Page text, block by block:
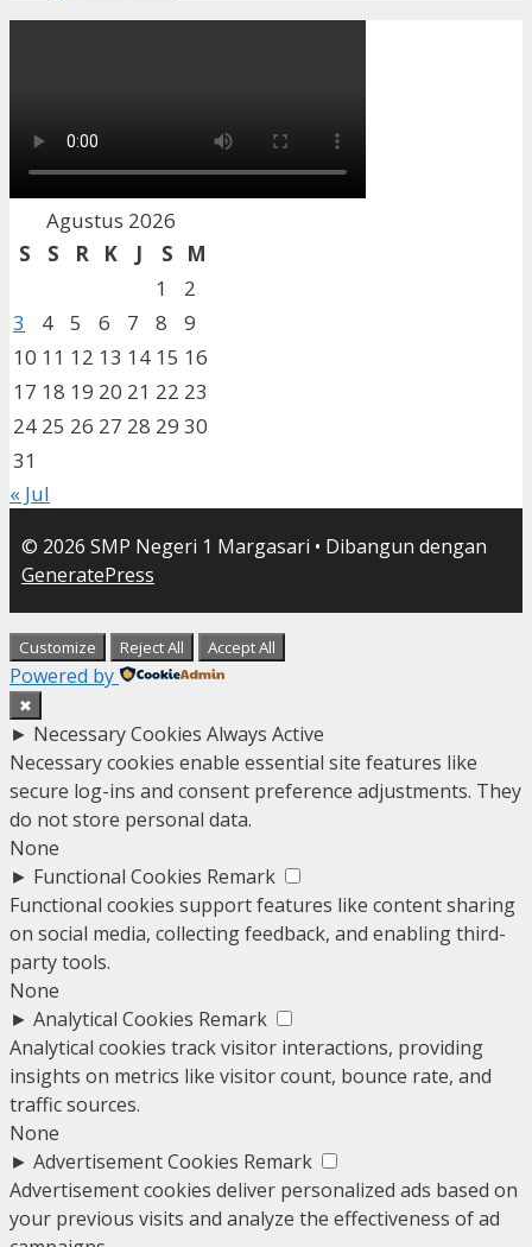
Agustus 2026
S
S R K J S
M
1
2
3
4 5 6 7 8
9
10 11 12 13 14 15 16
17 18 19 20 21 22 23
24 25 26 27 28 29 30
31
« Jul
© 2026 SMP Negeri 1 Margasari • Dibangun dengan
GeneratePress
Customize Reject All Accept All
Powered by
✖
► Necessary Cookies Always Active
Necessary cookies enable essential site features like
secure log-ins and consent preference adjustments. They
do not store personal data.
None
► Functional Cookies Remark
Functional cookies support features like content sharing
on social media, collecting feedback, and enabling third-
party tools.
None
► Analytical Cookies Remark
Analytical cookies track visitor interactions, providing
insights on metrics like visitor count, bounce rate, and
traffic sources.
None
► Advertisement Cookies Remark
Advertisement cookies deliver personalized ads based on
your previous visits and analyze the effectiveness of ad